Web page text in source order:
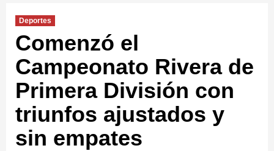
Deportes
Comenzó el
Campeonato Rivera de
Primera División con
triunfos ajustados y
sin empates